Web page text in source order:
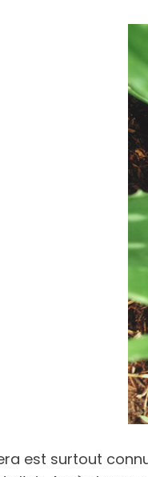
est surtout